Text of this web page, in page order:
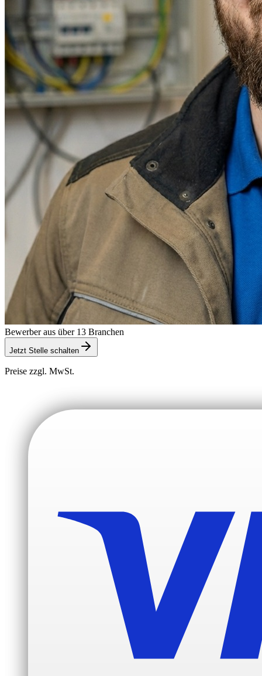
Bewerber aus über 13 Branchen
Jetzt Stelle schalten
Preise zzgl. MwSt.